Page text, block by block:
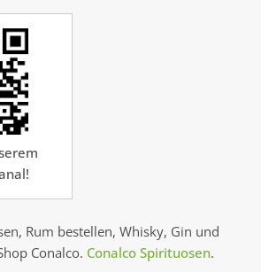
Rum bestellen, Whisky, Gin und
Conalco. Conalco Spirituosen.